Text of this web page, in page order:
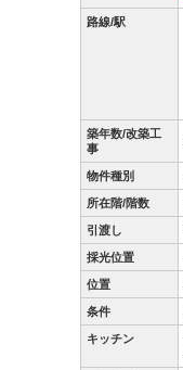
路線/駅
築年数/改築工
事
物件種別
所在階/階数
引渡し
採光位置
位置
条件
キッチン